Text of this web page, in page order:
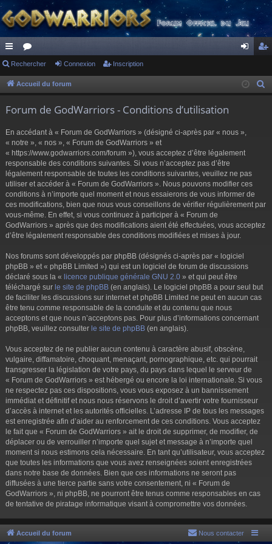
ac
co
s
or
u ne cri
Rechercher Connexion Inscription
Accueil du forum
Forum de GodWarriors - Conditions d’utilisation
En accédant à « Forum de GodWarriors » (désigné ci-après par « nous »,
« notre », « nos », « Forum de GodWarriors » et
« https://www.godwarriors.com/forum »), vous acceptez d’être légalement
responsable des conditions suivantes. Si vous n’acceptez pas d’être
légalement responsable de toutes les conditions suivantes, veuillez ne pas
utiliser et accéder à « Forum de GodWarriors ». Nous pouvons modifier ces
conditions à n’importe quel moment et nous essaierons de vous informer de
ces modifications, bien que nous vous conseillons de vérifier régulièrement par
vous-même. En effet, si vous continuez à participer à « Forum de
GodWarriors » après que des modifications aient été effectuées, vous acceptez
d’être légalement responsable des conditions modifiées et mises à jour.
Nos forums sont développés par phpBB (désignés ci-après par « logiciel
phpBB » et « phpBB Limited ») qui est un logiciel de forum de discussions
déclaré sous la « licence publique générale GNU 2.0 » et qui peut être
téléchargé sur le site de phpBB (en anglais). Le logiciel phpBB a pour seul but
de faciliter les discussions sur internet et phpBB Limited ne peut en aucun cas
être tenu comme responsable de la conduite et du contenu que nous
acceptons et que nous n’acceptons pas. Pour plus d’informations concernant
phpBB, veuillez consulter le site de phpBB (en anglais).
Vous acceptez de ne publier aucun contenu à caractère abusif, obscène,
vulgaire, diffamatoire, choquant, menaçant, pornographique, etc. qui pourrait
transgresser la législation de votre pays, du pays dans lequel le serveur de
« Forum de GodWarriors » est hébergé ou encore la loi internationale. Si vous
ne respectez pas ces dispositions, vous vous exposez à un bannissement
immédiat et définitif et nous nous réservons le droit d’avertir votre fournisseur
d’accès à internet et les autorités officielles. L’adresse IP de tous les messages
est enregistrée afin d’aider au renforcement de ces conditions. Vous acceptez
le fait que « Forum de GodWarriors » ait le droit de supprimer, de modifier, de
déplacer ou de verrouiller n’importe quel sujet et message à n’importe quel
moment si nous estimons cela nécessaire. En tant qu’utilisateur, vous acceptez
que toutes les informations que vous avez renseignées soient enregistrées
dans notre base de données. Bien que ces informations ne seront pas
diffusées à une tierce partie sans votre consentement, ni « Forum de
GodWarriors », ni phpBB, ne pourront être tenus comme responsables en cas
de tentative de piratage informatique visant à compromettre vos données.
Accueil du forum Nous contacter